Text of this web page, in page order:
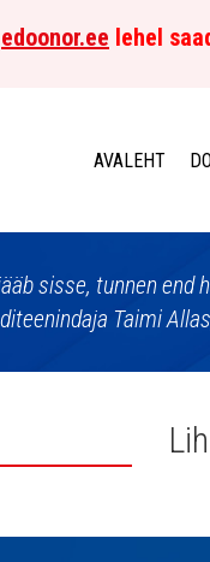
edoonor.ee lehel
AVALEHT
sisse, tunnen end
Taimi